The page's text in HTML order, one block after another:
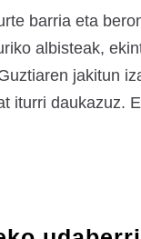
barria eta
albisteak,
jakitun
iturri daukazuz.